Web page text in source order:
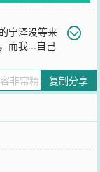
宁泽没等来
而我...自己
忘记向您QQ群和微
复制分享